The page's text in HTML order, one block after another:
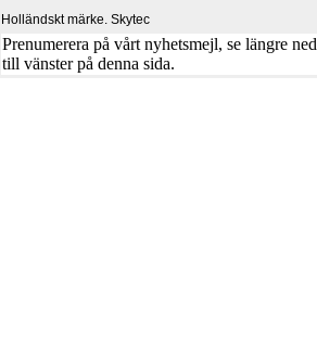
Holländskt märke. Skytec
Prenumerera på vårt nyhetsmejl, se längre ned
till vänster på denna sida.